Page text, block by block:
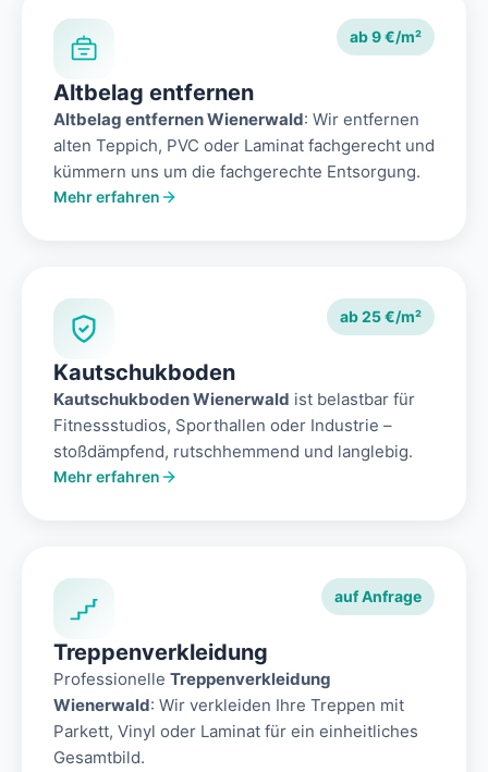
ab 9 €/m²
Altbelag entfernen
Altbelag entfernen Wienerwald: Wir entfernen
alten Teppich, PVC oder Laminat fachgerecht und
kümmern uns um die fachgerechte Entsorgung.
Mehr erfahren
ab 25 €/m²
Kautschukboden
Kautschukboden Wienerwald ist belastbar für
Fitnessstudios, Sporthallen oder Industrie –
stoßdämpfend, rutschhemmend und langlebig.
Mehr erfahren
auf Anfrage
Treppenverkleidung
Professionelle Treppenverkleidung
Wienerwald: Wir verkleiden Ihre Treppen mit
Parkett, Vinyl oder Laminat für ein einheitliches
Gesamtbild.